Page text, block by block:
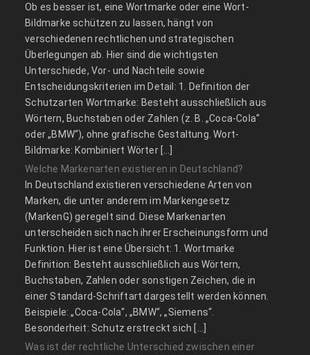
Ob es besser ist, eine Wortmarke oder eine Wort-
Bildmarke schützen zu lassen, hängt von
verschiedenen rechtlichen und strategischen
Überlegungen ab. Hier sind die wichtigsten
Unterschiede, Vor- und Nachteile sowie
Entscheidungskriterien im Detail: 1. Definition der
Schutzarten Wortmarke: Besteht ausschließlich aus
Wörtern, Buchstaben oder Zahlen (z. B. „Coca-Cola“
oder „BMW“), ohne grafische Gestaltung. Wort-
Bildmarke: Kombiniert Wörter […]
Welche Markenarten existieren in Deutschland?
In Deutschland existieren verschiedene Arten von
Marken, die unter anderem im Markengesetz
(MarkenG) geregelt sind. Diese Markenarten
unterscheiden sich nach ihrer Erscheinungsform und
Funktion. Hier ist eine Übersicht: 1. Wortmarke
Definition: Besteht ausschließlich aus Wörtern,
Buchstaben, Zahlen oder sonstigen Zeichen, die in
einer Standard-Schriftart dargestellt werden können.
Beispiele: „Coca-Cola“, „BMW“, „Siemens“.
Besonderheit: Schutz erstreckt sich […]
Was ist der rechtliche Unterschied zwischen einer